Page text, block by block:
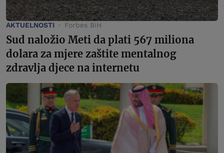
AKTUELNOSTI Forbes BiH
Sud naložio Meti da plati 567 miliona
dolara za mjere zaštite mentalnog
zdravlja djece na internetu